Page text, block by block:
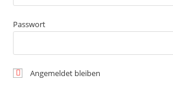
Passwort
Angemeldet bleiben